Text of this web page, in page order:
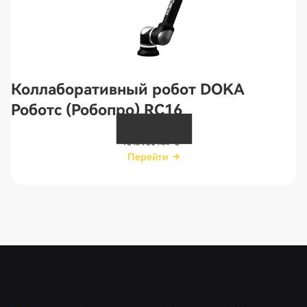
Коллаборативный робот DOKA
Роботс (Робопро) RC16
16 кг950 мм 6
Перейти